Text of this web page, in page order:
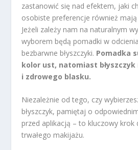
zastanowić się nad efektem, jaki
osobiste preferencje również
Jeżeli zależy nam na naturalnym
wyborem będą pomadki w
bezbarwne błyszczyki. Pomadka
kolor ust, natomiast błyszczyk
i zdrowego blasku.
Niezależnie od tego, czy
błyszczyk, pamiętaj o
przed aplikacją – to kluczowy krok
trwałego makijażu.